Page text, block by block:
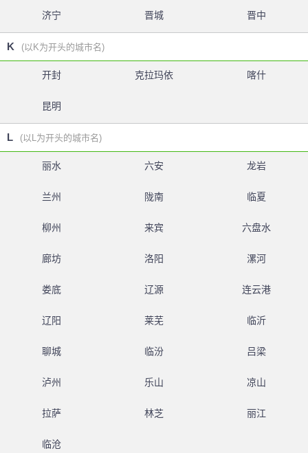
济宁 晋城 晋中
K (以K为开头的城市名)
开封 克拉玛依 喀什
昆明
L (以L为开头的城市名)
丽水 六安 龙岩
兰州 陇南 临夏
柳州 来宾 六盘水
廊坊 洛阳 漯河
娄底 辽源 连云港
辽阳 莱芜 临沂
聊城 临汾 吕梁
泸州 乐山 凉山
拉萨 林芝 丽江
临沧